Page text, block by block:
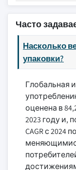
Часто
Насколько
упаковки?
Глобальная
оценена в
2023 году и,
CAGR с 2024